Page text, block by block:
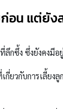
อน แต่ยัง
กซึ้ง ซึ่งยังคงมี
วกับการเลี้ยงลู